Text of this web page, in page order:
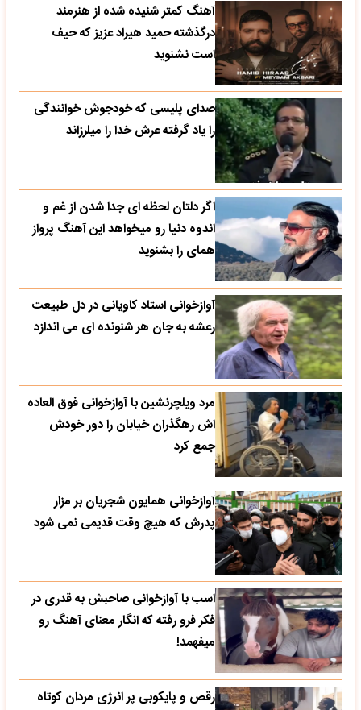
آهنگ کمتر شنیده شده از هنرمند
درگذشته حمید هیراد عزیز که حیف
است نشنوید
صدای پلیسی که خودجوش خوانندگی
را یاد گرفته عرش خدا را میلرزاند
اگر دلتان لحظه ای جدا شدن از غم و
اندوه دنیا رو میخواهد این آهنگ پرواز
همای را بشنوید
آوازخوانی استاد کاویانی در دل طبیعت
رعشه به جان هر شنونده ای می اندازد
مرد ویلچرنشین با آوازخوانی فوق العاده
اش رهگذران خیابان را دور خودش
جمع کرد
آوازخوانی همایون شجریان بر مزار
پدرش که هیچ وقت قدیمی نمی شود
اسب با آوازخوانی صاحبش به قدری در
فکر فرو رفته که انگار معنای آهنگ رو
میفهمد!
رقص و پایکوبی پر انرژی مردان کوتاه